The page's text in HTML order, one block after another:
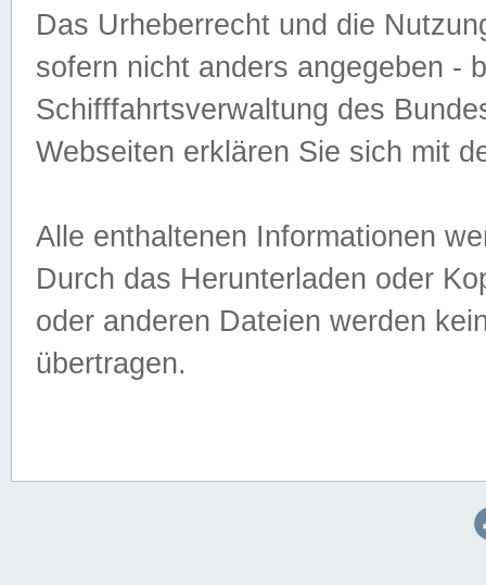
Das Urheberrecht und die
sofern nicht anders angegeben -
Schifffahrtsverwaltung des
Webseiten erklären Sie sich mit
Alle enthaltenen Informationen
Durch das Herunterladen oder
oder anderen Dateien werden
übertragen.